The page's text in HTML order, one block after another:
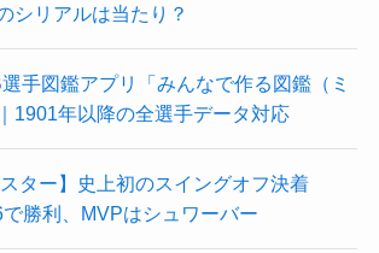
シリアルは当たり？
選手図鑑アプリ「みんなで作る図鑑（ミ
1901年以降の全選手データ対応
スター】史上初のスイングオフ決着
勝利、MVPはシュワーバー